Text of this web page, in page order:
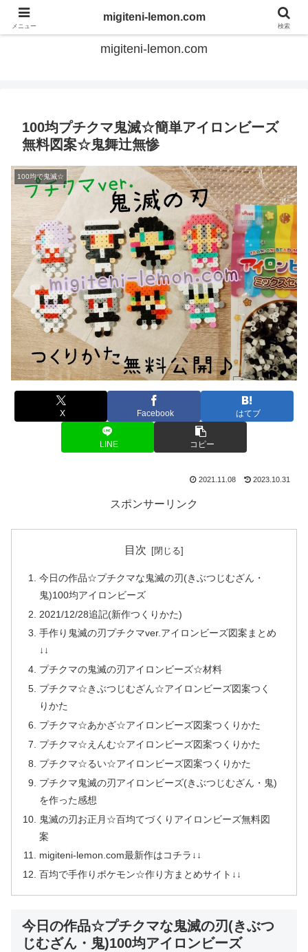
てのひらアイロンビーズ
migiteni-lemon.com
100均プチクマ鬼滅☆簡単アイロンビーズ
無料図案☆鬼舞辻無惨
100均で鬼滅☆
X Facebook はてブ
LINE コピー
2021.11.08 2023.10.31
スポンサーリンク
目次
今日の作品☆プチクマな鬼滅の刃(きぶつじむざん・
鬼)100均アイロンビーズ
2021/12/28追記(新作つくりかた)
手作り鬼滅の刃プチクマver.アイロンビーズ図案まとめ
↓↓
プチクマの鬼滅の刃アイロンビーズ☆材料
プチクマ☆きぶつじむざん☆アイロンビーズ図案つく
りかた
プチクマ☆あかざ☆アイロンビーズ図案つくりかた
プチクマ☆えんむ☆アイロンビーズ図案つくりかた
プチクマ☆るい☆アイロンビーズ図案つくりかた
プチクマ鬼滅の刃アイロンビーズ(きぶつじむざん・鬼)
を作った感想
鬼滅の刃お正月☆百均てづくりアイロンビーズ無料図
案
migiteni-lemon.com最新作はコチラ↓↓
百均で手作りポケモン☆作り方まとめサイト↓↓
今日の作品☆プチクマな鬼滅の刃(きぶつ
じむざん・鬼)100均アイロンビーズ
メニュー
migiteni-lemon.com
検索